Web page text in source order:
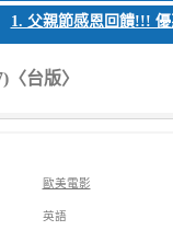
1. 父親節感恩回饋!!! 優
台版〉
歐美電影
英語